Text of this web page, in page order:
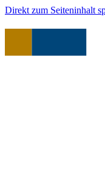
Direkt zum Seiteninhalt